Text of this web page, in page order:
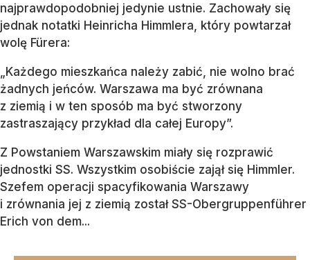
najprawdopodobniej jedynie ustnie. Zachowały się
jednak notatki Heinricha Himmlera, który powtarzał
wolę Fürera:
„Każdego mieszkańca należy zabić, nie wolno brać
żadnych jeńców. Warszawa ma być zrównana
z ziemią i w ten sposób ma być stworzony
zastraszający przykład dla całej Europy”.
Z Powstaniem Warszawskim miały się rozprawić
jednostki SS. Wszystkim osobiście zajął się Himmler.
Szefem operacji spacyfikowania Warszawy
i zrównania jej z ziemią został SS-Obergruppenführer
Erich von dem...